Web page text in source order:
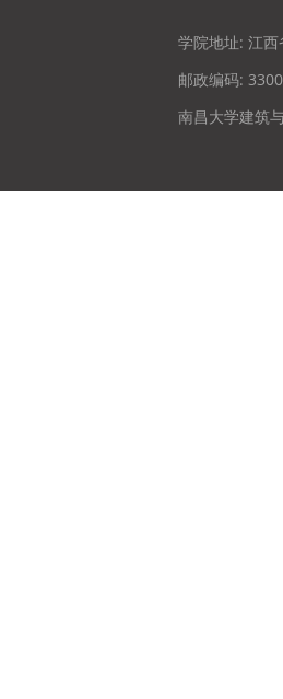
学院地址: 江
邮政编码:
南昌大学建筑